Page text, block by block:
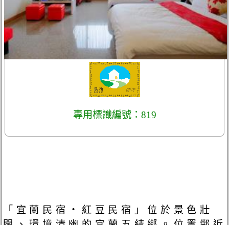
專用標識編號：819
「宜蘭民宿‧紅豆民宿」位於景色壯